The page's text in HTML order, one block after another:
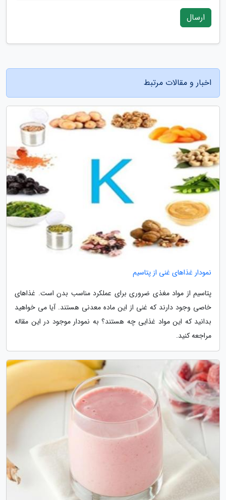
ارسال
اخبار و مقالات مرتبط
نمودار غذاهای غنی از پتاسیم
پتاسیم از مواد مغذی ضروری برای عملکرد مناسب بدن است. غذاهای
خاصی وجود دارند که غنی از این ماده معدنی هستند. آیا می خواهید
بدانید که این مواد غذایی چه هستند؟ به نمودار موجود در این مقاله
مراجعه کنید.